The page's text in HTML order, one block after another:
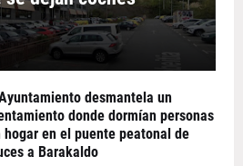
desmantela un
donde dormían personas
hogar en el puente peatonal de
a Barakaldo